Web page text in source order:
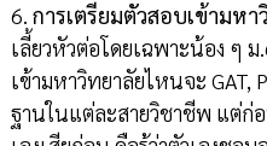
6. การเตรียมตัวสอบเข้ามหา
เลี้ยวหัวต่อโดยเฉพาะน้อง ๆ
เข้ามหาวิทยาลัยไหนจะ GAT,
ฐานในแต่ละสายวิชาชีพ แต่ก่